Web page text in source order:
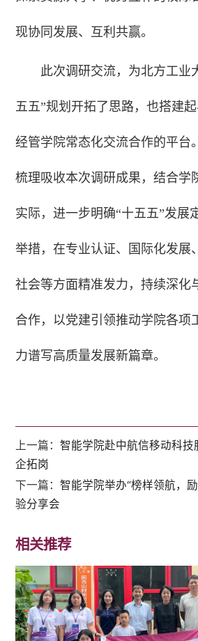
现协同发展、互利共赢。
此次调研交流，为北方工业
五五”规划开拓了思路，也搭建
经管学院常态化交流合作的平台
梳理吸收本次调研成果，结合学
实际，进一步明确“十五五”发展
举措，在专业认证、国际化发展
社会等方面精准发力，持续深化
合作，以党建引领推动学院各项
力谱写高质量发展新篇章。
上一篇：智能学院赴中航信移动科技
企拓岗
下一篇：智能学院举办“榜样领航，
验分享会
相关推荐